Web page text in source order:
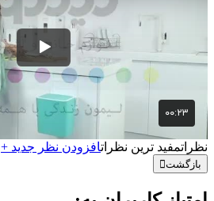
نظراتمفید ترین نظراتافزودن نظر جدید +
بازگشت